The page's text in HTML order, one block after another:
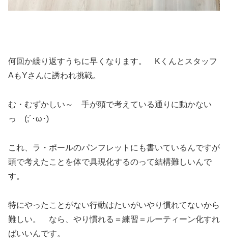
何回か繰り返すうちに早くなります。 Kくんとスタッフ
AもYさんに誘われ挑戦。
む・むずかしい～ 手が頭で考えている通りに動かない
っ (;´･ω･)
これ、ラ・ポールのパンフレットにも書いているんですが
頭で考えたことを体で具現化するのって結構難しいんで
す。
特にやったことがない行動はたいがいやり慣れてないから
難しい。 なら、やり慣れる＝練習＝ルーティーン化すれ
ばいいんです。